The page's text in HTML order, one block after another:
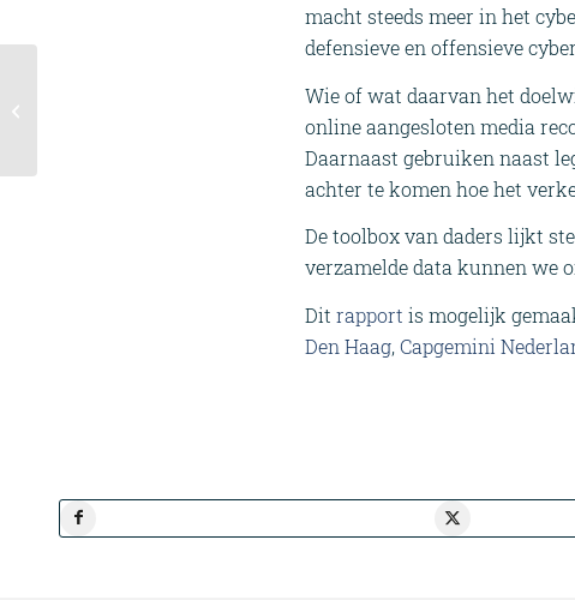
macht steeds meer in het
defensieve en offensieve
Wie of wat daarvan het
online aangesloten media
Daarnaast gebruiken naast
achter te komen hoe het
De toolbox van daders lijkt
verzamelde data kunnen we
Dit rapport is mogelijk
Den Haag,Capgemini